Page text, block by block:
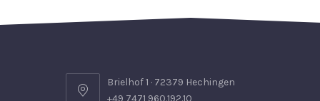
Brielhof 1 · 72379 Hechingen
+49 7471 960.192.10